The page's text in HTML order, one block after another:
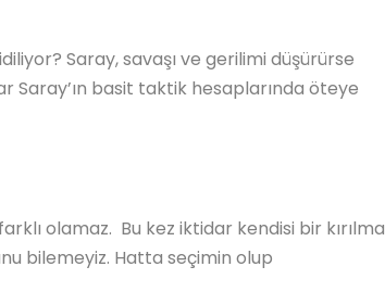
Saray, savaşı ve gerilimi düşürürse
Saray’ın basit taktik hesaplarında öteye
olamaz. Bu kez iktidar kendisi bir kırılma
bilemeyiz. Hatta seçimin olup